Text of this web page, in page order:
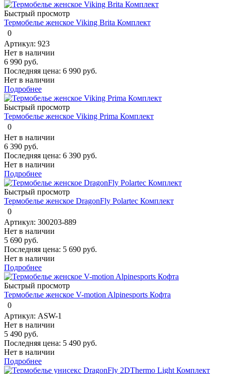
Быстрый просмотр
Термобелье женское Viking Brita Комплект
0
Артикул: 923
Нет в наличии
6 990 руб.
Последняя цена: 6 990 руб.
Нет в наличии
Подробнее
Быстрый просмотр
Термобелье женское Viking Prima Комплект
0
Нет в наличии
6 390 руб.
Последняя цена: 6 390 руб.
Нет в наличии
Подробнее
Быстрый просмотр
Термобелье женское DragonFly Polartec Комплект
0
Артикул: 300203-889
Нет в наличии
5 690 руб.
Последняя цена: 5 690 руб.
Нет в наличии
Подробнее
Быстрый просмотр
Термобелье женское V-motion Alpinesports Кофта
0
Артикул: ASW-1
Нет в наличии
5 490 руб.
Последняя цена: 5 490 руб.
Нет в наличии
Подробнее